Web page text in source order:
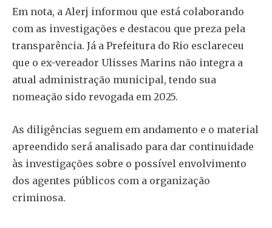
Em nota, a Alerj informou que está colaborando
com as investigações e destacou que preza pela
transparência. Já a Prefeitura do Rio esclareceu
que o ex-vereador Ulisses Marins não integra a
atual administração municipal, tendo sua
nomeação sido revogada em 2025.
As diligências seguem em andamento e o material
apreendido será analisado para dar continuidade
às investigações sobre o possível envolvimento
dos agentes públicos com a organização
criminosa.